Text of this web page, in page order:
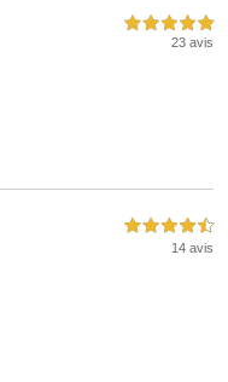
5,0 étoiles sur 5
23 avis
4,5 étoiles sur 5
14 avis